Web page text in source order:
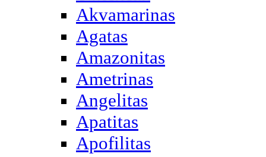
Akvamarinas
Agatas
Amazonitas
Ametrinas
Angelitas
Apatitas
Apofilitas